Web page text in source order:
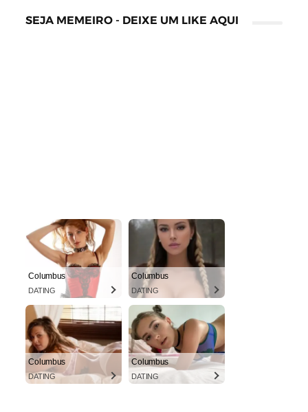
SEJA MEMEIRO - DEIXE UM LIKE AQUI
Columbus
DATING
Columbus
DATING
Columbus
DATING
Columbus
DATING